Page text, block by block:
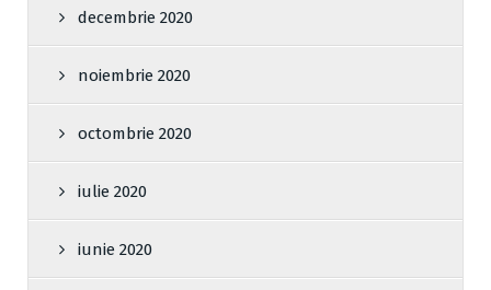
decembrie 2020
noiembrie 2020
octombrie 2020
iulie 2020
iunie 2020